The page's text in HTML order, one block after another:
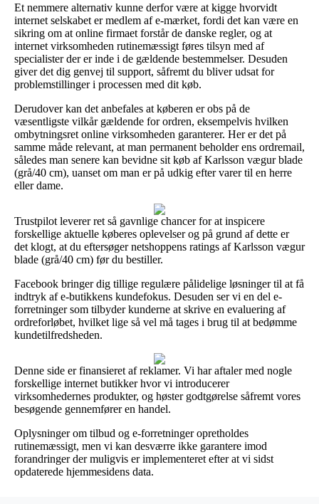
Et nemmere alternativ kunne derfor være at kigge hvorvidt
internet selskabet er medlem af e-mærket, fordi det kan være en
sikring om at online firmaet forstår de danske regler, og at
internet virksomheden rutinemæssigt føres tilsyn med af
specialister der er inde i de gældende bestemmelser. Desuden
giver det dig genvej til support, såfremt du bliver udsat for
problemstillinger i processen med dit køb.
Derudover kan det anbefales at køberen er obs på de
væsentligste vilkår gældende for ordren, eksempelvis hvilken
ombytningsret online virksomheden garanterer. Her er det på
samme måde relevant, at man permanent beholder ens ordremail,
således man senere kan bevidne sit køb af Karlsson vægur blade
(grå/40 cm), uanset om man er på udkig efter varer til en herre
eller dame.
Trustpilot leverer ret så gavnlige chancer for at inspicere
forskellige aktuelle køberes oplevelser og på grund af dette er
det klogt, at du eftersøger netshoppens ratings af Karlsson vægur
blade (grå/40 cm) før du bestiller.
Facebook bringer dig tillige regulære pålidelige løsninger til at få
indtryk af e-butikkens kundefokus. Desuden ser vi en del e-
forretninger som tilbyder kunderne at skrive en evaluering af
ordreforløbet, hvilket lige så vel må tages i brug til at bedømme
kundetilfredsheden.
Denne side er finansieret af reklamer. Vi har aftaler med nogle
forskellige internet butikker hvor vi introducerer
virksomhedernes produkter, og høster godtgørelse såfremt vores
besøgende gennemfører en handel.
Oplysninger om tilbud og e-forretninger opretholdes
rutinemæssigt, men vi kan desværre ikke garantere imod
forandringer der muligvis er implementeret efter at vi sidst
opdaterede hjemmesidens data.